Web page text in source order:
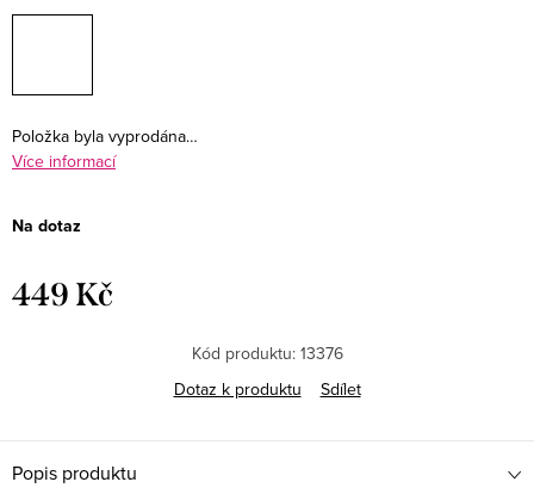
Položka byla vyprodána…
Více informací
Na dotaz
449 Kč
Kód produktu: 13376
Dotaz k produktu
Sdílet
Popis produktu